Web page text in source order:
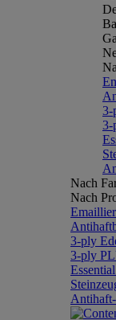
3-
3-
Nach
Nach
3-ply
3-ply